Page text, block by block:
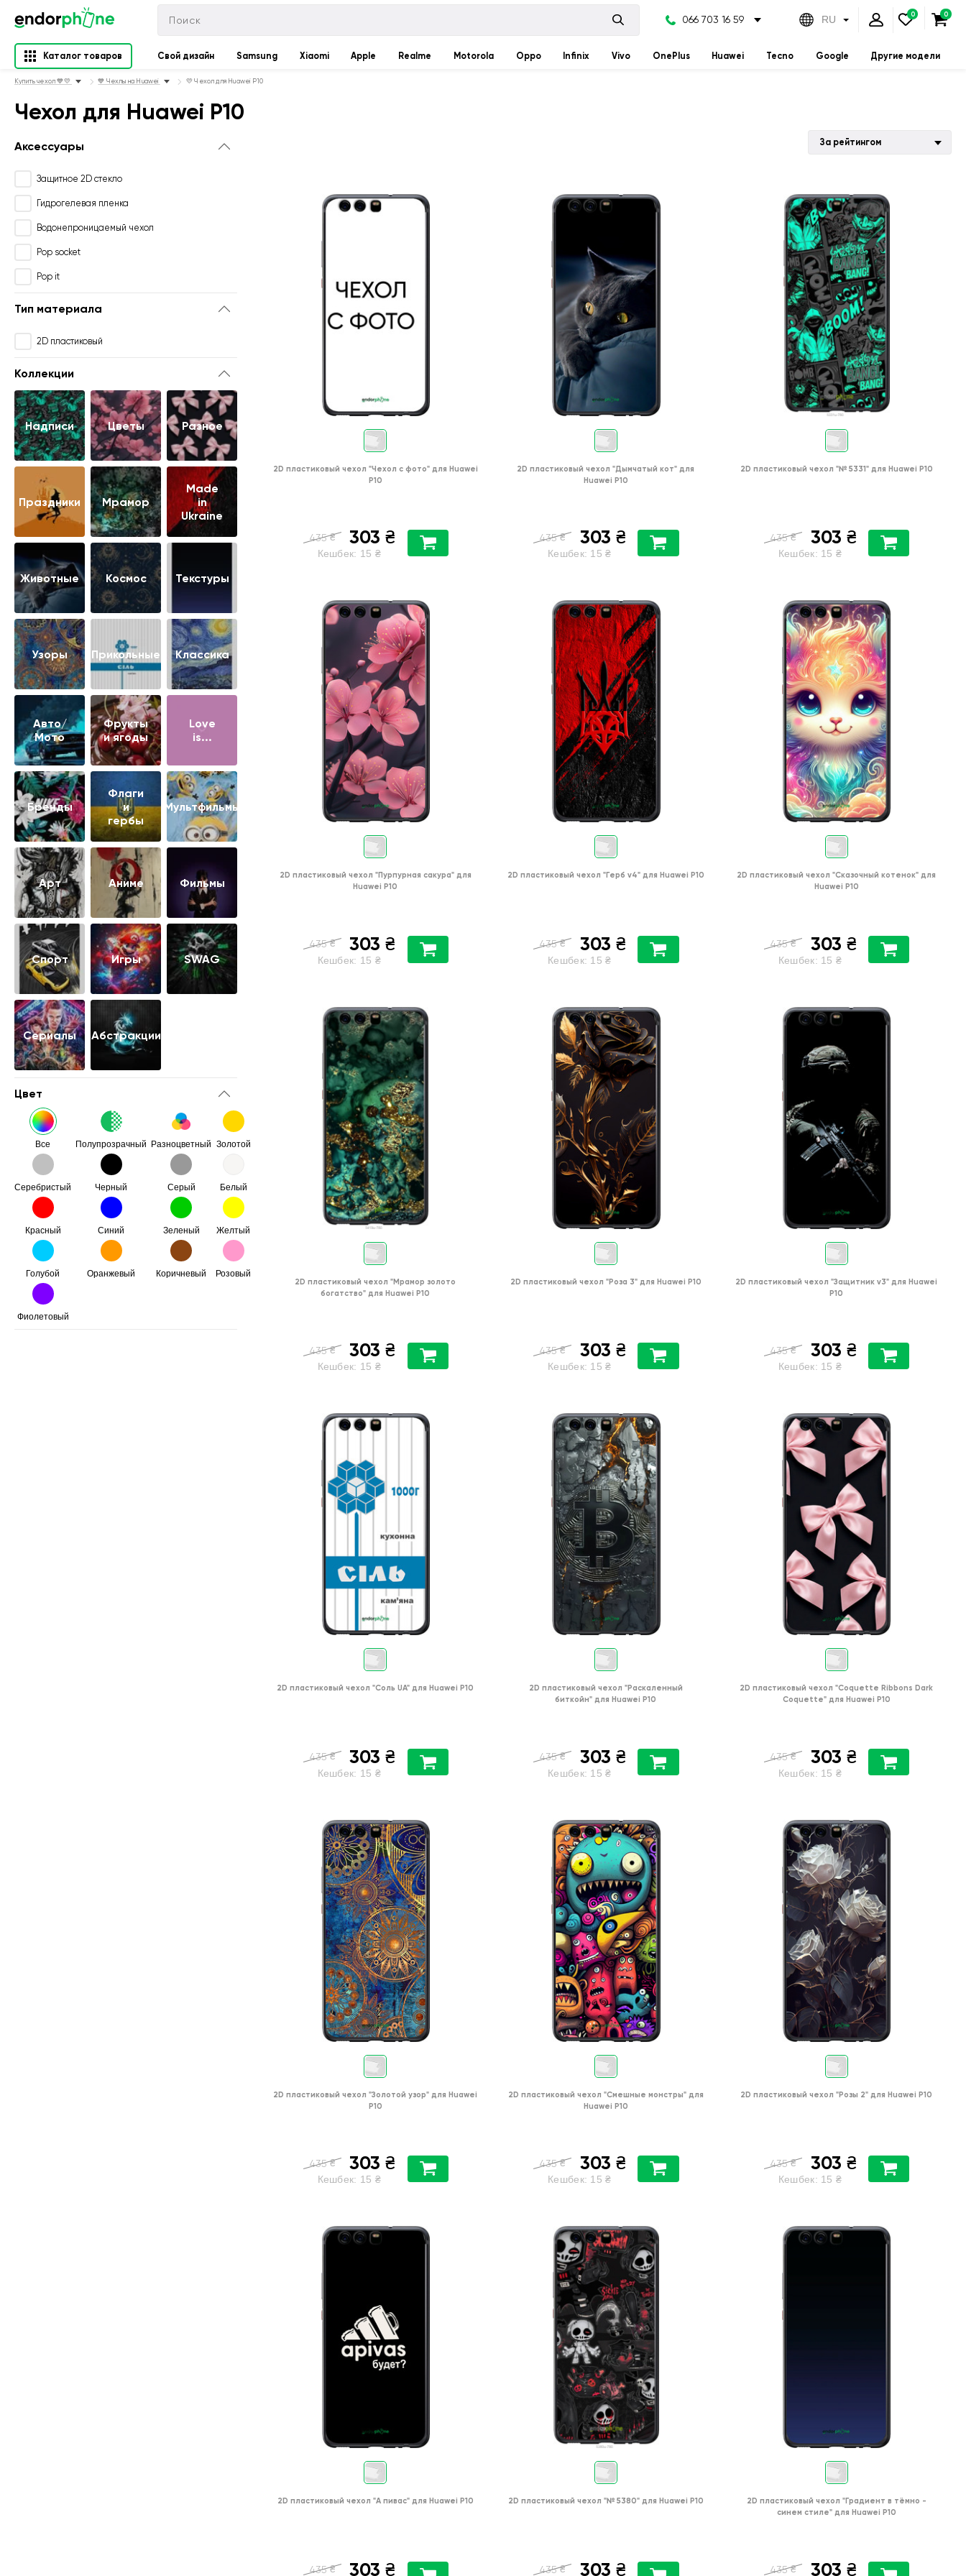
066 703 16 59 RU
Каталог товаров Свой дизайн Samsung Xiaomi Apple Realme Motorola Oppo Infinix Vivo OnePlus Huawei Tecno Google Другие модели
Купить чехол 💙💛 💙 Чехлы на Huawei 💛 Чехол для Huawei P10
Чехол для Huawei P10
Аксессуары
Защитное 2D стекло
Гидрогелевая пленка
Водонепроницаемый чехол
Pop socket
Pop it
Тип материала
2D пластиковый
Коллекции
Надписи Цветы Разное
Праздники Мрамор
Made
in
Ukraine
Животные Космос Текстуры
Узоры Прикольные Классика
Авто/
Мото
Фрукты
и ягоды
Love
is...
Бренды
Флаги
и
гербы
Мультфильмы
Арт Аниме Фильмы
Cпорт Игры SWAG
Сериалы Абстракции
Цвет
Все Полупрозрачный Разноцветный Золотой
Серебристый Черный Серый Белый
Красный Синий Зеленый Желтый
Голубой Оранжевый Коричневый Розовый
Фиолетовый
За рейтингом
2D пластиковый чехол "Чехол с фото" для Huawei
P10
435 ₴ 303 ₴
Кешбек: 15 ₴
2D пластиковый чехол "Дымчатый кот" для
Huawei P10
435 ₴ 303 ₴
Кешбек: 15 ₴
2D пластиковый чехол "№ 5331" для Huawei P10
435 ₴ 303 ₴
Кешбек: 15 ₴
2D пластиковый чехол "Пурпурная сакура" для
Huawei P10
435 ₴ 303 ₴
Кешбек: 15 ₴
2D пластиковый чехол "Герб v4" для Huawei P10
435 ₴ 303 ₴
Кешбек: 15 ₴
2D пластиковый чехол "Сказочный котенок" для
Huawei P10
435 ₴ 303 ₴
Кешбек: 15 ₴
2D пластиковый чехол "Мрамор золото
богатство" для Huawei P10
435 ₴ 303 ₴
Кешбек: 15 ₴
2D пластиковый чехол "Роза 3" для Huawei P10
435 ₴ 303 ₴
Кешбек: 15 ₴
2D пластиковый чехол "Защитник v3" для Huawei
P10
435 ₴ 303 ₴
Кешбек: 15 ₴
2D пластиковый чехол "Соль UA" для Huawei P10
435 ₴ 303 ₴
Кешбек: 15 ₴
2D пластиковый чехол "Раскаленный
биткойн" для Huawei P10
435 ₴ 303 ₴
Кешбек: 15 ₴
2D пластиковый чехол "Coquette Ribbons Dark
Coquette" для Huawei P10
435 ₴ 303 ₴
Кешбек: 15 ₴
2D пластиковый чехол "Золотой узор" для Huawei
P10
435 ₴ 303 ₴
Кешбек: 15 ₴
2D пластиковый чехол "Cмешные монстры" для
Huawei P10
435 ₴ 303 ₴
Кешбек: 15 ₴
2D пластиковый чехол "Розы 2" для Huawei P10
435 ₴ 303 ₴
Кешбек: 15 ₴
2D пластиковый чехол "А пивас" для Huawei P10
435 ₴ 303 ₴
2D пластиковый чехол "№ 5380" для Huawei P10
435 ₴ 303 ₴
2D пластиковый чехол "Градиент в тёмно -
синем стиле" для Huawei P10
435 ₴ 303 ₴